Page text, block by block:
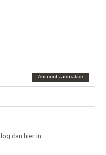
Account aanmaken
dan hier in